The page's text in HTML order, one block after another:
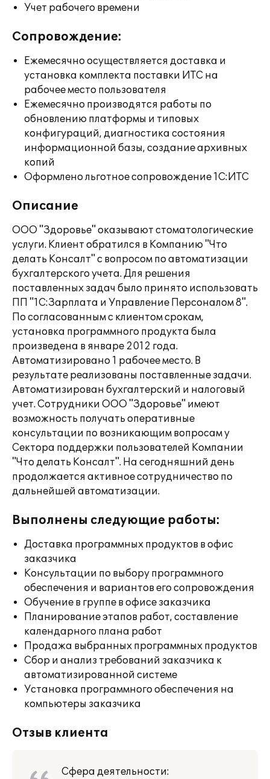
Учет рабочего времени
Сопровождение:
Ежемесячно осуществляется доставка и
установка комплекта поставки ИТС на
рабочее место пользователя
Ежемесячно производятся работы по
обновлению платформы и типовых
конфигураций, диагностика состояния
информационной базы, создание архивных
копий
Оформлено льготное сопровождение 1С:ИТС
Описание
ООО "Здоровье" оказывают стоматологические
услуги. Клиент обратился в Компанию "Что
делать Консалт" с вопросом по автоматизации
бухгалтерского учета. Для решения
поставленных задач было принято использовать
ПП "1С:Зарплата и Управление Персоналом 8".
По согласованным с клиентом срокам,
установка программного продукта была
произведена в январе 2012 года.
Автоматизировано 1 рабочее место. В
результате реализованы поставленные задачи.
Автоматизирован бухгалтерский и налоговый
учет. Сотрудники ООО "Здоровье" имеют
возможность получать оперативные
консультации по возникающим вопросам у
Сектора поддержки пользователей Компании
"Что делать Консалт". На сегодняшний день
продолжается активное сотрудничество по
дальнейшей автоматизации.
Выполнены следующие работы:
Доставка программных продуктов в офис
заказчика
Консультации по выбору программного
обеспечения и вариантов его сопровождения
Обучение в группе в офисе заказчика
Планирование этапов работ, составление
календарного плана работ
Продажа выбранных программных продуктов
Сбор и анализ требований заказчика к
автоматизированной системе
Установка программного обеспечения на
компьютеры заказчика
Отзыв клиента
Сфера деятельности: